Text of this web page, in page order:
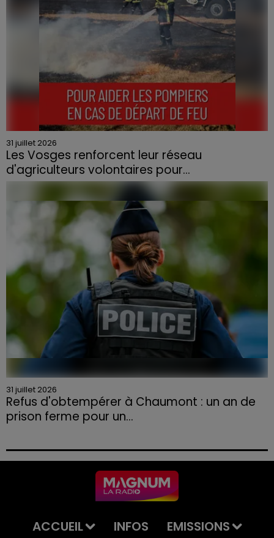
31 juillet 2026
Les Vosges renforcent leur réseau
d'agriculteurs volontaires pour...
Face à la sécheresse et aux risques de départs de feu,
la Chambre d'agriculture des Vosges a lancé un appel
aux agriculteurs volontaires pour venir en aide...
31 juillet 2026
Refus d'obtempérer à Chaumont : un an de
prison ferme pour un...
permis et la confiscation de son véhicule.
ACCUEIL INFOS EMISSIONS